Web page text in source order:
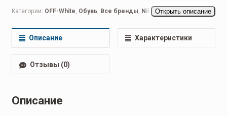
Категории: OFF-White, Обувь, Все бренды, Nike ,Nike Air Force,
Повседневные мужские
Открыть описание
Описание Характеристики
Отзывы (0)
Описание